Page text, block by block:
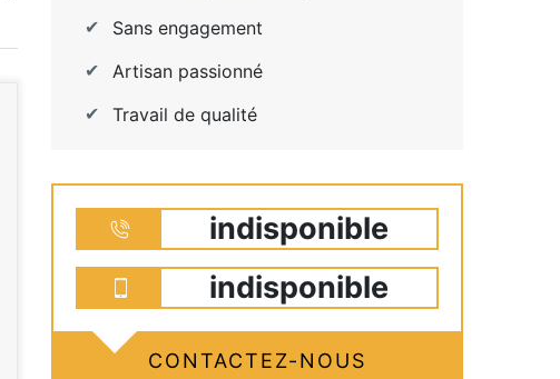
Sans engagement
Artisan passionné
Travail de qualité
indisponible
indisponible
CONTACTEZ-NOUS